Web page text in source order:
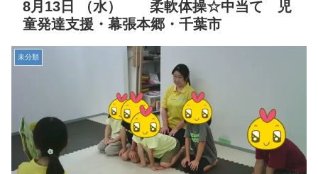
8月13日 （水） 柔軟体操☆中当て 児
童発達支援・幕張本郷・千葉市
未分類